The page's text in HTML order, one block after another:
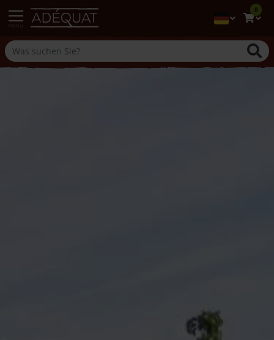
0